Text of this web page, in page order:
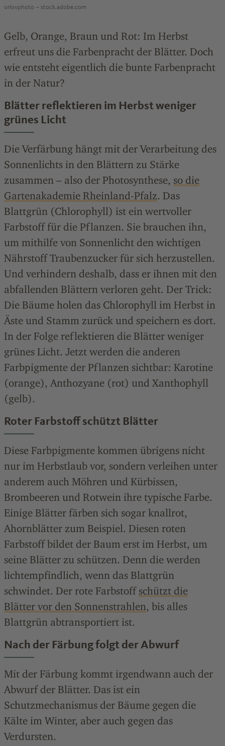
orlovphoto – stock.adobe.com
Gelb, Orange, Braun und Rot: Im Herbst
erfreut uns die Farbenpracht der Blätter. Doch
wie entsteht eigentlich die bunte Farbenpracht
in der Natur?
Blätter reflektieren im Herbst weniger
grünes Licht
Die Verfärbung hängt mit der Verarbeitung des
Sonnenlichts in den Blättern zu Stärke
zusammen – also der Photosynthese, so die
Gartenakademie Rheinland-Pfalz. Das
Blattgrün (Chlorophyll) ist ein wertvoller
Farbstoff für die Pflanzen. Sie brauchen ihn,
um mithilfe von Sonnenlicht den wichtigen
Nährstoff Traubenzucker für sich herzustellen.
Und verhindern deshalb, dass er ihnen mit den
abfallenden Blättern verloren geht. Der Trick:
Die Bäume holen das Chlorophyll im Herbst in
Äste und Stamm zurück und speichern es dort.
In der Folge reflektieren die Blätter weniger
grünes Licht. Jetzt werden die anderen
Farbpigmente der Pflanzen sichtbar: Karotine
(orange), Anthozyane (rot) und Xanthophyll
(gelb).
Roter Farbstoff schützt Blätter
Diese Farbpigmente kommen übrigens nicht
nur im Herbstlaub vor, sondern verleihen unter
anderem auch Möhren und Kürbissen,
Brombeeren und Rotwein ihre typische Farbe.
Einige Blätter färben sich sogar knallrot,
Ahornblätter zum Beispiel. Diesen roten
Farbstoff bildet der Baum erst im Herbst, um
seine Blätter zu schützen. Denn die werden
lichtempfindlich, wenn das Blattgrün
schwindet. Der rote Farbstoff schützt die
Blätter vor den Sonnenstrahlen, bis alles
Blattgrün abtransportiert ist.
Nach der Färbung folgt der Abwurf
Mit der Färbung kommt irgendwann auch der
Abwurf der Blätter. Das ist ein
Schutzmechanismus der Bäume gegen die
Kälte im Winter, aber auch gegen das
Verdursten.